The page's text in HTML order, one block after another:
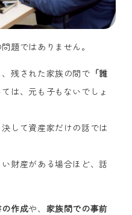
題ではありません。
残された家族の間で 「誰
は、元も子もないでしょ
決して資産家だけの話では
財産がある場合ほど、話
作成や、 家族間での事前